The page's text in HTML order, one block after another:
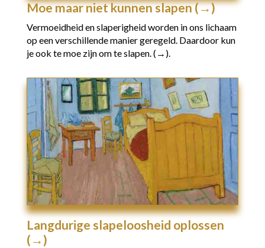
Moe maar niet kunnen slapen (→)
Vermoeidheid en slaperigheid worden in ons lichaam
op een verschillende manier geregeld. Daardoor kun
je ook te moe zijn om te slapen.(→).
Langdurige slapeloosheid oplossen
(→)